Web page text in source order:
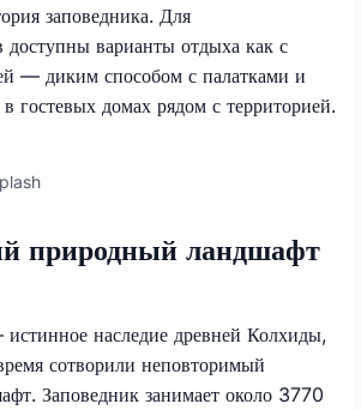
заповедника. Для
доступны варианты отдыха как с
— диким способом с палатками и
гостевых домах рядом с территорией.
природный ландшафт
наследие древней Колхиды,
сотворили неповторимый
Заповедник занимает около 3770